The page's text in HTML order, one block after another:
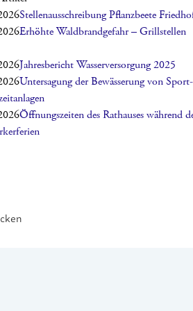
Stellenausschreibung Pflanzbeete
Erhöhte Waldbrandgefahr – Grillstellen
Jahresbericht Wasserversorgung 2025
Untersagung der Bewässerung von Sport-
Öffnungszeiten des Rathauses während